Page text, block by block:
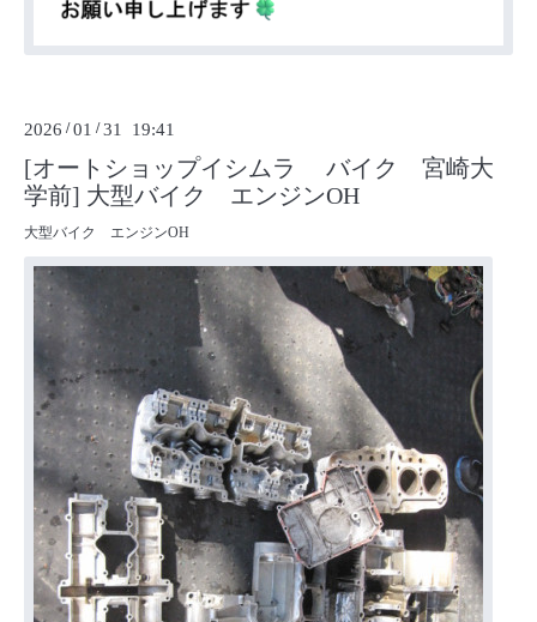
2026 /01 /31 19:41
[オートショップイシムラ バイク 宮崎大
学前] 大型バイク エンジンOH
大型バイク エンジンOH